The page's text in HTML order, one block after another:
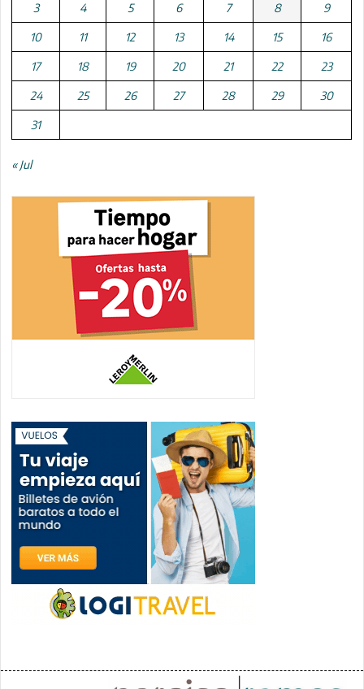
3 4 5 6 7 8 9
10 11 12 13 14 15 16
17 18 19 20 21 22 23
24 25 26 27 28 29 30
31
« Jul